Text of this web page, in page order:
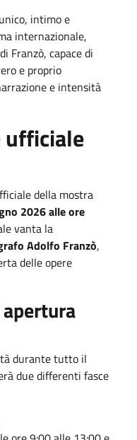
intimo e
internazionale,
Franzò, capace di
e proprio
e intensità
ufficiale
della mostra
2026 alle ore
vanta la
Adolfo Franzò,
delle opere
durante tutto il
due differenti fasce